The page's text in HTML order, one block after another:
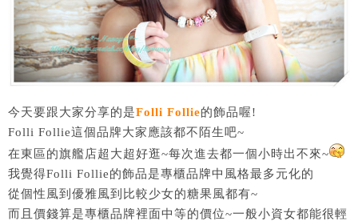
今天要跟大家分享的是Folli Follie的飾品喔!
Folli Follie這個品牌大家應該都不陌生吧~
在東區的旗艦店超大超好逛~每次進去都一個小時出不來~
我覺得Folli Follie的飾品是專櫃品牌中風格最多元化的
從個性風到優雅風到比較少女的糖果風都有~
而且價錢算是專櫃品牌裡面中等的價位~一般小資女都能很輕